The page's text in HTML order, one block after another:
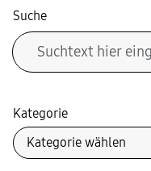
Suche
Kategorie